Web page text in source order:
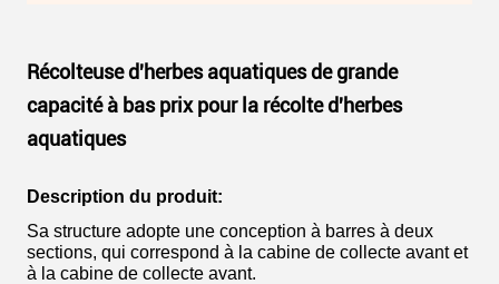
Récolteuse d'herbes aquatiques de grande
capacité à bas prix pour la récolte d'herbes
aquatiques
Description du produit:
Sa structure adopte une conception à barres à deux
sections, qui correspond à la cabine de collecte avant et
à la cabine de collecte avant.